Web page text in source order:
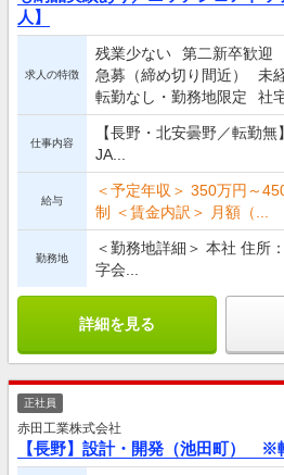
人】
求人の特徴
残業少ない 第二新卒歓迎
急募（締め切り間近）
未
転勤なし・勤務地限定
社
仕事内容
【長野・北安曇野／転勤
JA...
給与
＜予定年収＞ 350万円～
制 ＜賃金内訳＞ 月額（...
勤務地
＜勤務地詳細＞ 本社 住所
字会...
詳細を見る
正社員
赤田工業株式会社
【長野】設計・開発（池田町） ※